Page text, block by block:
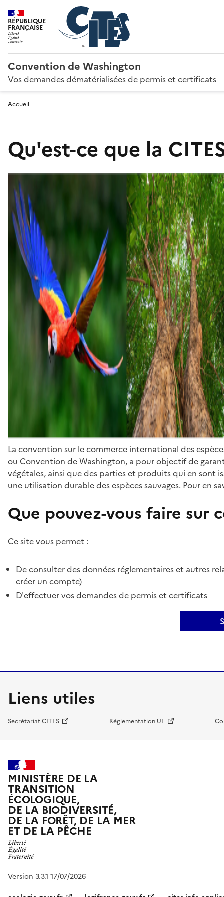
RÉPUBLIQUE
FRANÇAISE
Convention de Washington
Vos demandes dématérialisées de permis et certificats
Accueil
Qu'est-ce que la
La convention sur le commerce international des
ou Convention de Washington, a pour objectif de
végétales, ainsi que des parties et produits qui en sont
une utilisation durable des espèces sauvages. Pour en
Que pouvez-vous faire sur
Ce site vous permet :
De consulter des données réglementaires et autres
créer un compte)
D'effectuer vos demandes de permis et certificats
Liens utiles
Secrétariat CITES Réglementation UE
MINISTÈRE DE LA
TRANSITION
ÉCOLOGIQUE,
DE LA BIODIVERSITÉ,
DE LA FORÊT, DE LA MER
ET DE LA PÊCHE
Version 3.3.1 17/07/2026